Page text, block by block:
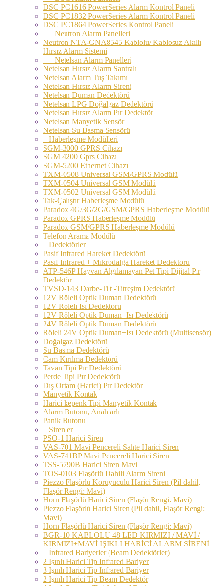
DSC PC1616 PowerSeries Alarm Kontrol Paneli
DSC PC1832 PowerSeries Alarm Kontrol Paneli
DSC PC1864 PowerSeries Kontrol Paneli
Neutron Alarm Panelleri
Neutron NTA-GNA8545 Kablolu/ Kablosuz Akıllı
Hırsız Alarm Sistemi
Netelsan Alarm Panelleri
Netelsan Hırsız Alarm Santralı
Netelsan Alarm Tuş Takımı
Netelsan Hırsız Alarm Sireni
Netelsan Duman Dedektörü
Netelsan LPG Doğalgaz Dedektörü
Netelsan Hırsız Alarm Pır Dedektör
Netelsan Manyetik Sensör
Netelsan Su Basma Sensörü
Haberleşme Modülleri
SGM-3000 GPRS Cihazı
SGM 4200 Gprs Cihazı
SGM-5200 Ethernet Cihazı
TXM-0508 Universal GSM/GPRS Modülü
TXM-0504 Universal GSM Modülü
TXM-0502 Universal GSM Modülü
Tak-Çalıştır Haberleşme Modülü
Paradox 4G/3G/2G/GSM/GPRS Haberleşme Modülü
Paradox GPRS Haberleşme Modülü
Paradox GSM/GPRS Haberleşme Modülü
Telefon Arama Modülü
Dedektörler
Pasif Infrared Hareket Dedektörü
Pasif Infrared + Mikrodalga Hareket Dedektörü
ATP-546P Hayvan Algılamayan Pet Tipi Dijital Pır
Dedektör
TVSD-143 Darbe-Tilt -Titreşim Dedektörü
12V Röleli Optik Duman Dedektörü
12V Röleli Isı Dedektörü
12V Röleli Optik Duman+Isı Dedektörü
24V Röleli Optik Duman Dedektörü
Röleli 24V Optik Duman+Isı Dedektörü (Multisensör)
Doğalgaz Dedektörü
Su Basma Dedektörü
Cam Kırılma Dedektörü
Tavan Tipi Pır Dedektörü
Perde Tipi Pır Dedektörü
Dış Ortam (Harici) Pır Dedektör
Manyetik Kontak
Harici kepenk Tipi Manyetik Kontak
Alarm Butonu, Anahtarlı
Panik Butonu
Sirenler
PSO-1 Harici Siren
VAS-701 Mavi Pencereli Sahte Harici Siren
VAS-741BP Mavi Pencereli Harici Siren
TSS-5790B Harici Siren Mavi
TOS-0103 Flaşörlü Dahili Alarm Sireni
Piezzo Flaşörlü Koruyuculu Harici Siren (Pil dahil,
Flaşör Rengi: Mavi)
Horn Flaşörlü Harici Siren (Flaşör Rengi: Mavi)
Piezzo Flaşörlü Harici Siren (Pil dahil, Flaşör Rengi:
Mavi)
Horn Flaşörlü Harici Siren (Flaşör Rengi: Mavi)
BGR-10 KABLOLU 48 LED KIRMIZI / MAVİ /
KIRMIZI+MAVİ IŞIKLI HARİCİ ALARM SİRENİ
İnfrared Bariyerler (Beam Dedektörler)
2 Işınlı Harici Tip Infrared Bariyer
3 Işınlı Harici Tip Infrared Bariyer
2 Işınlı Harici Tip Beam Dedektör